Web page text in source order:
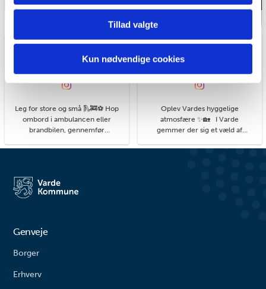
for sociale medier, annonceringspartnere og
analysepartnere. Vores partnere kan kombinere disse
data med andre oplysninger, du har givet dem, eller som
de har indsamlet fra din brug af deres tjenester.
Tillad valgte
Kun nødvendige cookies
vardekommune
Leg for store og små 🛝🚒⚽ Hop
ombord i ambulancen eller
brandbilen, gennemfør
du kan. På legepladsen i
større børn. Her finder du alt fra
vipper og klatrestativ til
vardekommune
Oplev Vardes hyggelige
atmosfære ✨🏡 I Varde
gemmer der sig et væld af
detaljer, du kan få øje på, når du
Genveje
Borger
Erhverv